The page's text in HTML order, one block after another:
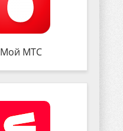
Мой МТС